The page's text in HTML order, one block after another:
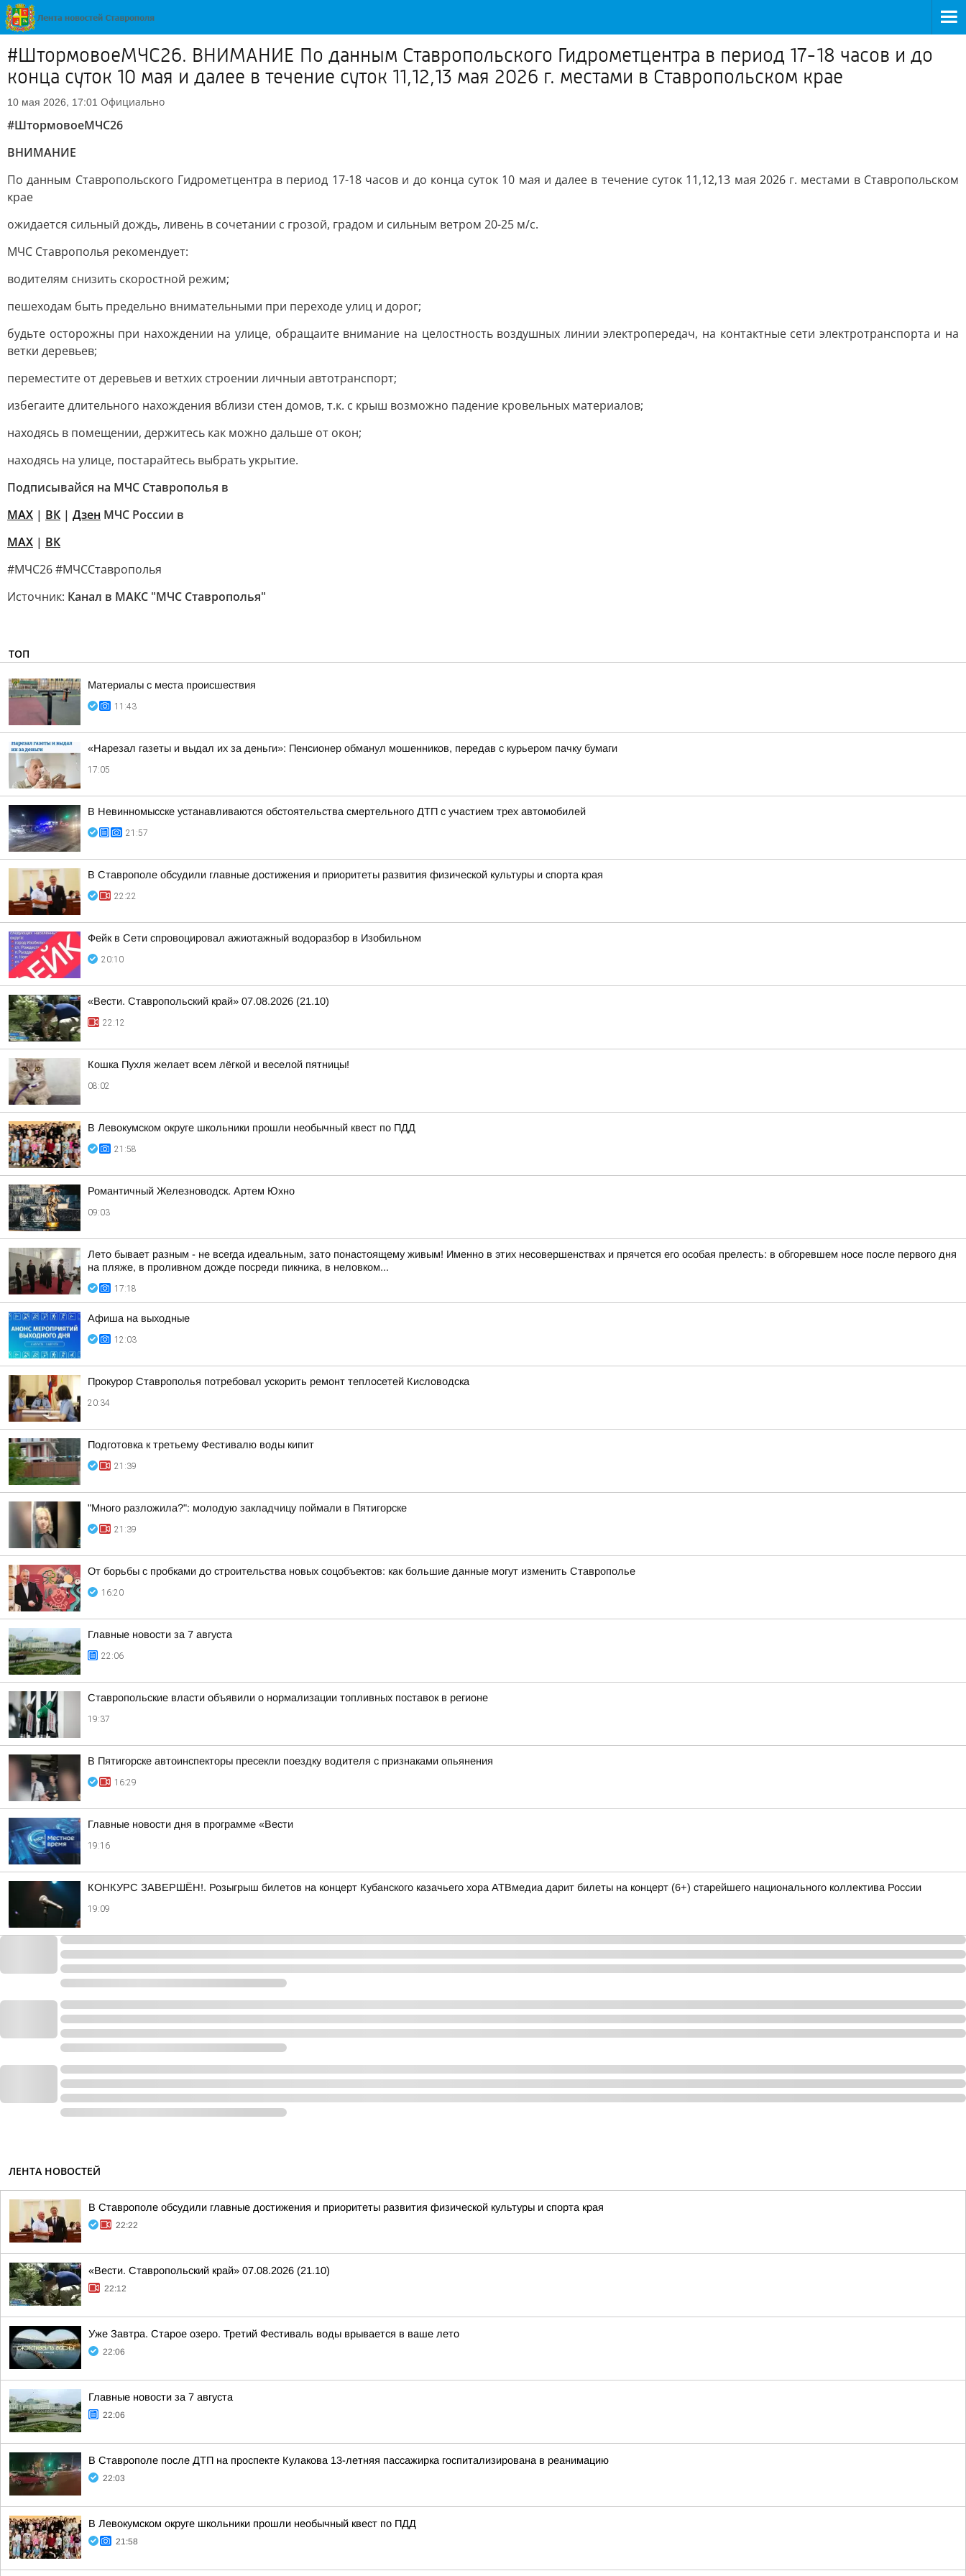
#ШтормовоеМЧС26. ВНИМАНИЕ По данным Ставропольского Гидрометцентра в период 17-18 часов и до
конца суток 10 мая и далее в течение суток 11,12,13 мая 2026 г. местами в Ставропольском крае
10 мая 2026, 17:01 Официально
#ШтормовоеМЧС26
ВНИМАНИЕ
По данным Ставропольского Гидрометцентра в период 17-18 часов и до конца суток 10 мая и далее в течение суток 11,12,13 мая 2026 г. местами в Ставропольском
крае
ожидается сильный дождь, ливень в сочетании с грозой, градом и сильным ветром 20-25 м/с.
МЧС Ставрополья рекомендует:
водителям снизить скоростной режим;
пешеходам быть предельно внимательными при переходе улиц и дорог;
будьте осторожны при нахождении на улице, обращаите внимание на целостность воздушных линии электропередач, на контактные сети электротранспорта и на
ветки деревьев;
переместите от деревьев и ветхих строении личныи автотранспорт;
избегаите длительного нахождения вблизи стен домов, т.к. с крыш возможно падение кровельных материалов;
находясь в помещении, держитесь как можно дальше от окон;
находясь на улице, постарайтесь выбрать укрытие.
Подписывайся на МЧС Ставрополья в
MAX | ВК | Дзен МЧС России в
MAX | ВК
#МЧС26 #МЧССтаврополья
Источник: Канал в МАКС "МЧС Ставрополья"
ТОП
Материалы с места происшествия
11:43
«Нарезал газеты и выдал их за деньги»: Пенсионер обманул мошенников, передав с курьером пачку бумаги
17:05
В Невинномысске устанавливаются обстоятельства смертельного ДТП с участием трех автомобилей
21:57
В Ставрополе обсудили главные достижения и приоритеты развития физической культуры и спорта края
22:22
Фейк в Сети спровоцировал ажиотажный водоразбор в Изобильном
20:10
«Вести. Ставропольский край» 07.08.2026 (21.10)
22:12
Кошка Пухля желает всем лёгкой и веселой пятницы!
08:02
В Левокумском округе школьники прошли необычный квест по ПДД
21:58
Романтичный Железноводск. Артем Юхно
09:03
Лето бывает разным - не всегда идеальным, зато понастоящему живым! Именно в этих несовершенствах и прячется его особая прелесть: в обгоревшем носе после первого дня
на пляже, в проливном дожде посреди пикника, в неловком...
17:18
Афиша на выходные
12:03
Прокурор Ставрополья потребовал ускорить ремонт теплосетей Кисловодска
20:34
Подготовка к третьему Фестивалю воды кипит
21:39
"Много разложила?": молодую закладчицу поймали в Пятигорске
21:39
От борьбы с пробками до строительства новых соцобъектов: как большие данные могут изменить Ставрополье
16:20
Главные новости за 7 августа
22:06
Ставропольские власти объявили о нормализации топливных поставок в регионе
19:37
В Пятигорске автоинспекторы пресекли поездку водителя с признаками опьянения
16:29
Главные новости дня в программе «Вести
19:16
КОНКУРС ЗАВЕРШЁН!. Розыгрыш билетов на концерт Кубанского казачьего хора АТВмедиа дарит билеты на концерт (6+) старейшего национального коллектива России
19:09
ЛЕНТА НОВОСТЕЙ
В Ставрополе обсудили главные достижения и приоритеты развития физической культуры и спорта края
22:22
«Вести. Ставропольский край» 07.08.2026 (21.10)
22:12
Уже Завтра. Старое озеро. Третий Фестиваль воды врывается в ваше лето
22:06
Главные новости за 7 августа
22:06
В Ставрополе после ДТП на проспекте Кулакова 13-летняя пассажирка госпитализирована в реанимацию
22:03
В Левокумском округе школьники прошли необычный квест по ПДД
21:58